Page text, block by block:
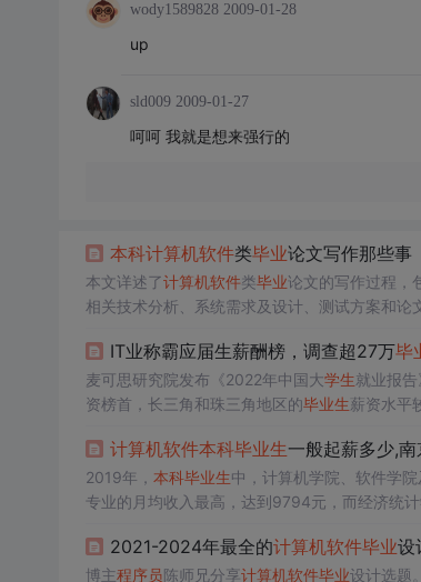
wody1589828 2009-01-28
up
sld009 2009-01-27
呵呵 我就是想来强行的
本科计算机软件类毕业论文写作那些事
本文详述了计算机软件类毕业论文的写作过程，
相关技术分析、系统需求及设计、测试方案和
IT业称霸应届生薪酬榜，调查超27万毕
麦可思研究院发布《2022年中国大学生就业报
资榜首，长三角和珠三角地区的毕业生薪资水平
计算机软件本科毕业生一般起薪多少,
2019年， 本科毕业生中，计算机学院、软件学
专业的月均收入最高，达到9794元，而经济统
2021-2024年最全的计算机软件毕业设
博主程序员陈师兄分享计算机软件毕业设计选题